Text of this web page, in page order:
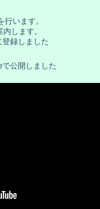
います。
します。
登録しました
で公開しました